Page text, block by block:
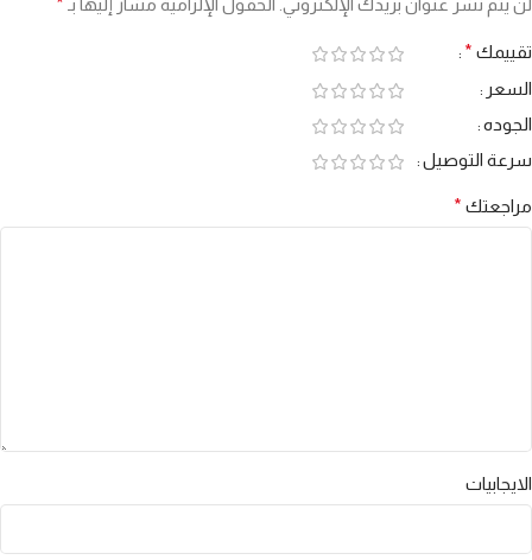
لن يتم نشر عنوان بريدك الإلكتروني. الحقول الإلزامية مشار إليها بـ *
تقييمك *
السعر
الجوده
سرعة التوصيل
مراجعتك *
الايجابيات